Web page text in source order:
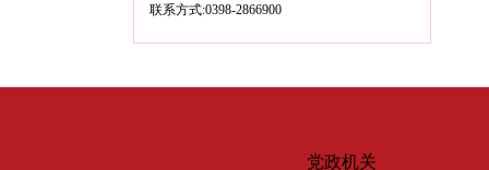
联系方式:0398-2866900
党政机关